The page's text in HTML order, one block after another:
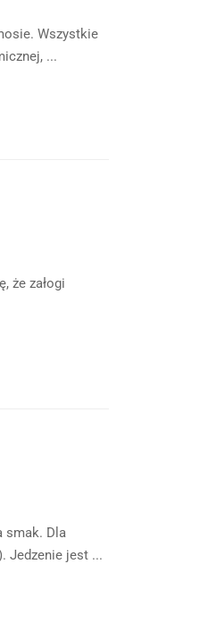
Wszystkie
...
że załogi
smak. Dla
Jedzenie jest ...